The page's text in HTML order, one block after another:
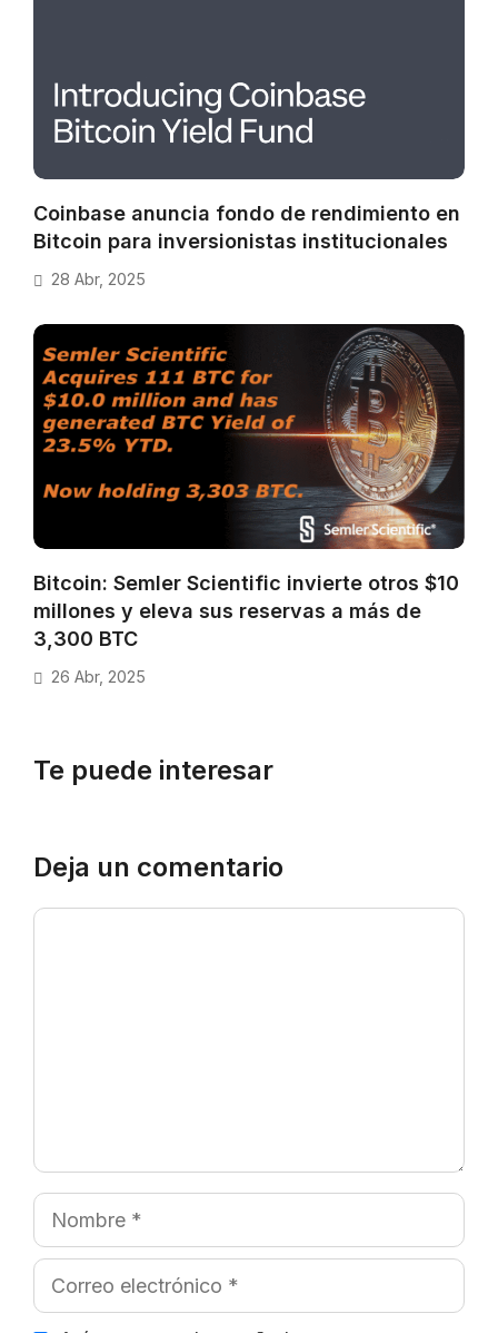
Coinbase anuncia fondo de rendimiento en
Bitcoin para inversionistas institucionales
28 Abr, 2025
Bitcoin: Semler Scientific invierte otros $10
millones y eleva sus reservas a más de
3,300 BTC
26 Abr, 2025
Te puede interesar
Deja un comentario
Comentario
Nombre
Correo
electrónico